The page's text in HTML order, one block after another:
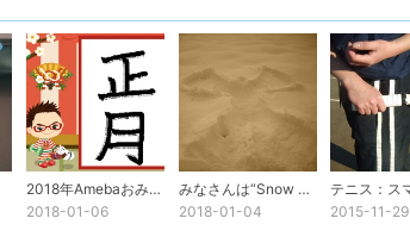
2018年Amebaおみくじ
2018-01-06
みなさんは“Snow Angel”を見た事ありますか？
2018-01-04
2015-11-29